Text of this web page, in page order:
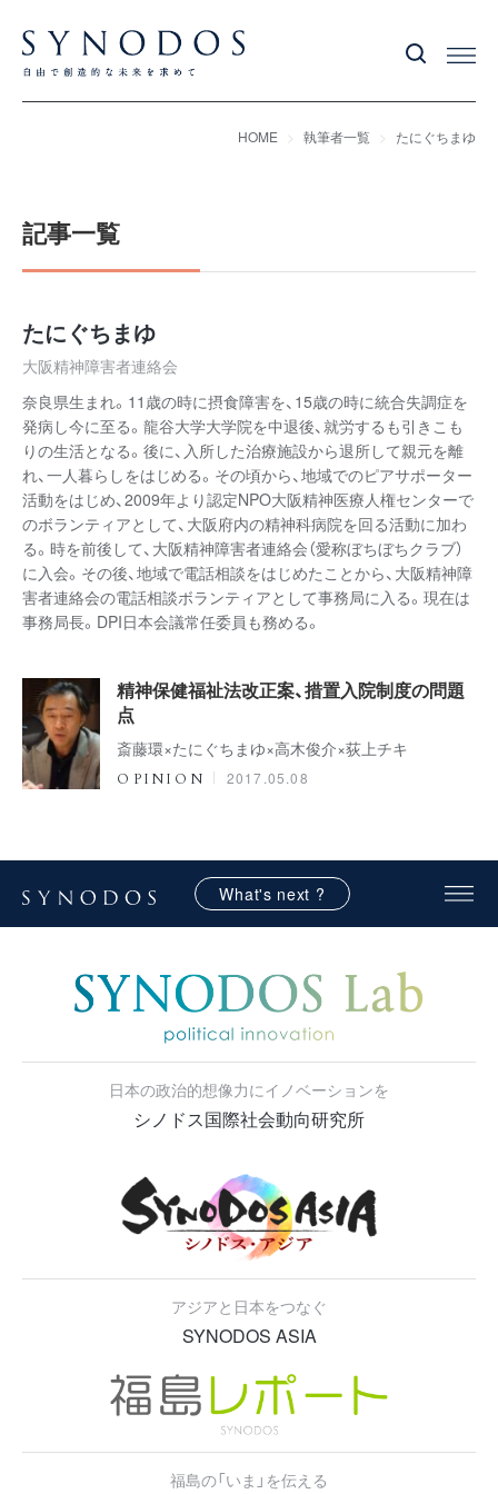
HOME 執筆者一覧 たにぐちまゆ
記事一覧
たにぐちまゆ
大阪精神障害者連絡会
奈良県生まれ。11歳の時に摂食障害を、15歳の時に統合失調症を
発病し今に至る。龍谷大学大学院を中退後、就労するも引きこも
りの生活となる。後に、入所した治療施設から退所して親元を離
れ、一人暮らしをはじめる。その頃から、地域でのピアサポーター
活動をはじめ、2009年より認定NPO大阪精神医療人権センターで
のボランティアとして、大阪府内の精神科病院を回る活動に加わ
る。時を前後して、大阪精神障害者連絡会（愛称ぼちぼちクラブ）
に入会。その後、地域で電話相談をはじめたことから、大阪精神障
害者連絡会の電話相談ボランティアとして事務局に入る。現在は
事務局長。DPI日本会議常任委員も務める。
精神保健福祉法改正案、措置入院制度の問題
点
斎藤環×たにぐちまゆ×高木俊介×荻上チキ
OPINION 2017.05.08
What's next ?
日本の政治的想像力にイノベーションを
シノドス国際社会動向研究所
アジアと日本をつなぐ
SYNODOS ASIA
福島の「いま」を伝える